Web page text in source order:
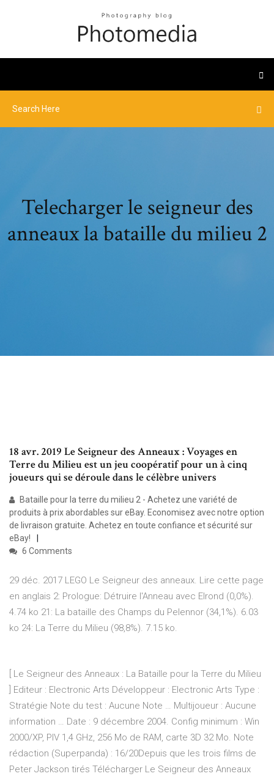
Telecharger le seigneur des
anneaux la bataille du milieu 2
18 avr. 2019 Le Seigneur des Anneaux : Voyages en
Terre du Milieu est un jeu coopératif pour un à cinq
joueurs qui se déroule dans le célèbre univers
Bataille pour la terre du milieu 2 - Achetez une variété de
produits à prix abordables sur eBay. Economisez avec notre option
de livraison gratuite. Achetez en toute confiance et sécurité sur
eBay!
6 Comments
29 déc. 2017 LEGO Le Seigneur des anneaux. Lire cette page
en anglais 2: Prologue: Détruire l'Anneau avec Elrond (0,0%).
4.74 ko 21: La bataille des Champs du Pelennor (34,1%). 6.03
ko 24: La Terre du Milieu (98,8%). 7.15 ko.
[ Le Seigneur des Anneaux : La Bataille pour la Terre du Milieu
] Editeur : Electronic Arts Développeur : Electronic Arts Type :
Stratégie Note du test : Aucune Note … Multijoueur : Aucune
information … Date : 9 décembre 2004. Config minimum : Win
2000/XP, PIV 1,4 GHz, 256 Mo de RAM, carte 3D 32 Mo. Note
rédaction (Superpanda) : 16/20Depuis que les trois films de
Peter Jackson tirés Télécharger Le Seigneur des Anneaux